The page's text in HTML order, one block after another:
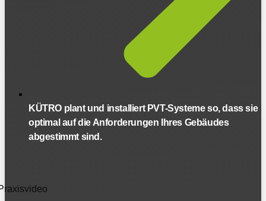
KÜTRO plant und installiert PVT-Systeme so, dass sie
optimal auf die Anforderungen Ihres Gebäudes
abgestimmt sind.